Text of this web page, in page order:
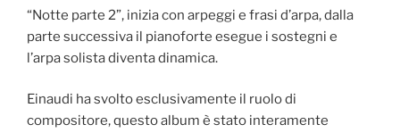
“Notte parte 2”, inizia con arpeggi e frasi d’arpa, dalla
parte successiva il pianoforte esegue i sostegni e
l’arpa solista diventa dinamica.
Einaudi ha svolto esclusivamente il ruolo di
compositore, questo album è stato interamente